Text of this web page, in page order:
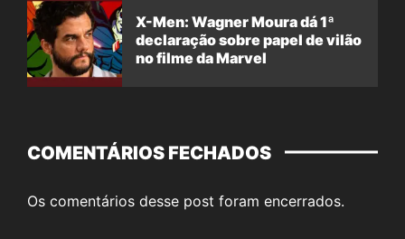
X-Men: Wagner Moura dá 1ª
declaração sobre papel de vilão
no filme da Marvel
COMENTÁRIOS FECHADOS
Os comentários desse post foram encerrados.